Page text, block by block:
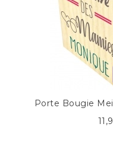
Porte Bougie